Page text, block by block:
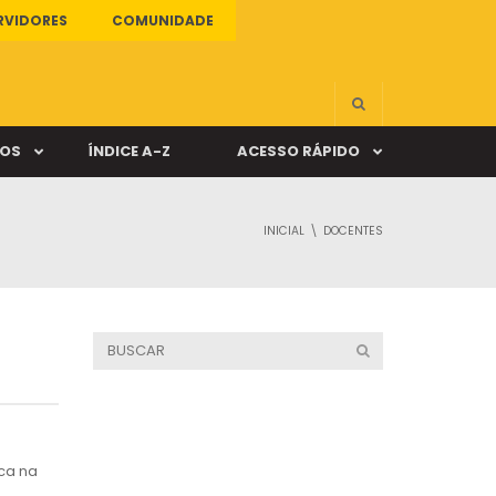
COMUNIDADE
ÍNDICE A-Z ACESSO RÁPIDO
INICIAL DOCENTES
na